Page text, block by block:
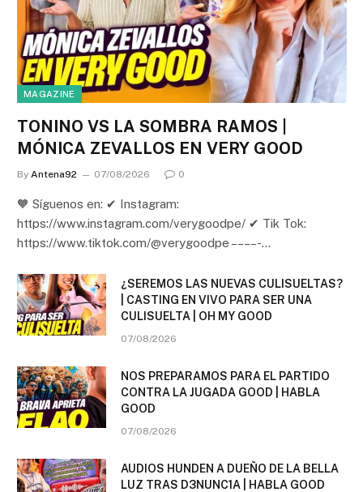
MAGAZINE
TONINO VS LA SOMBRA RAMOS |
MÓNICA ZEVALLOS EN VERY GOOD
By Antena92 07/08/2026 0
🧡 Síguenos en: ✔ Instagram:
https://www.instagram.com/verygoodpe/ ✔ Tik Tok:
https://www.tiktok.com/@verygoodpe – – – – -…
¿SEREMOS LAS NUEVAS CULISUELTAS?
| CASTING EN VIVO PARA SER UNA
CULISUELTA | OH MY GOOD
07/08/2026
NOS PREPARAMOS PARA EL PARTIDO
CONTRA LA JUGADA GOOD | HABLA
GOOD
07/08/2026
AUDIOS HUNDEN A DUEÑO DE LA BELLA
LUZ TRAS D3NUNC1A | HABLA GOOD